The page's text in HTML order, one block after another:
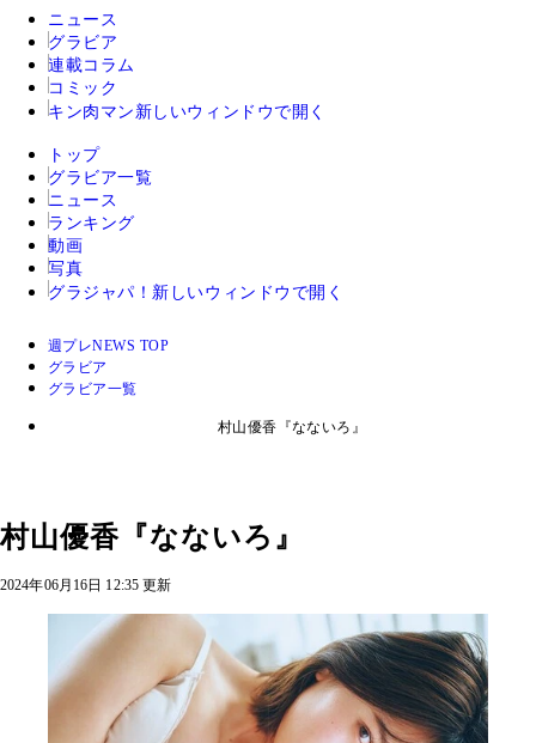
ニュース
グラビア
連載コラム
コミック
キン肉マン 新しいウィンドウで開く
トップ
グラビア一覧
ニュース
ランキング
動画
写真
グラジャパ！ 新しいウィンドウで開く
週プレNEWS TOP
グラビア
グラビア一覧
村山優香『なないろ』
村山優香『なないろ』
2024年06月16日 12:35 更新